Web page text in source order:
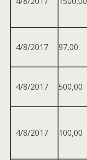
4/8/2017 97,00
4/8/2017 500,00
4/8/2017 100,00